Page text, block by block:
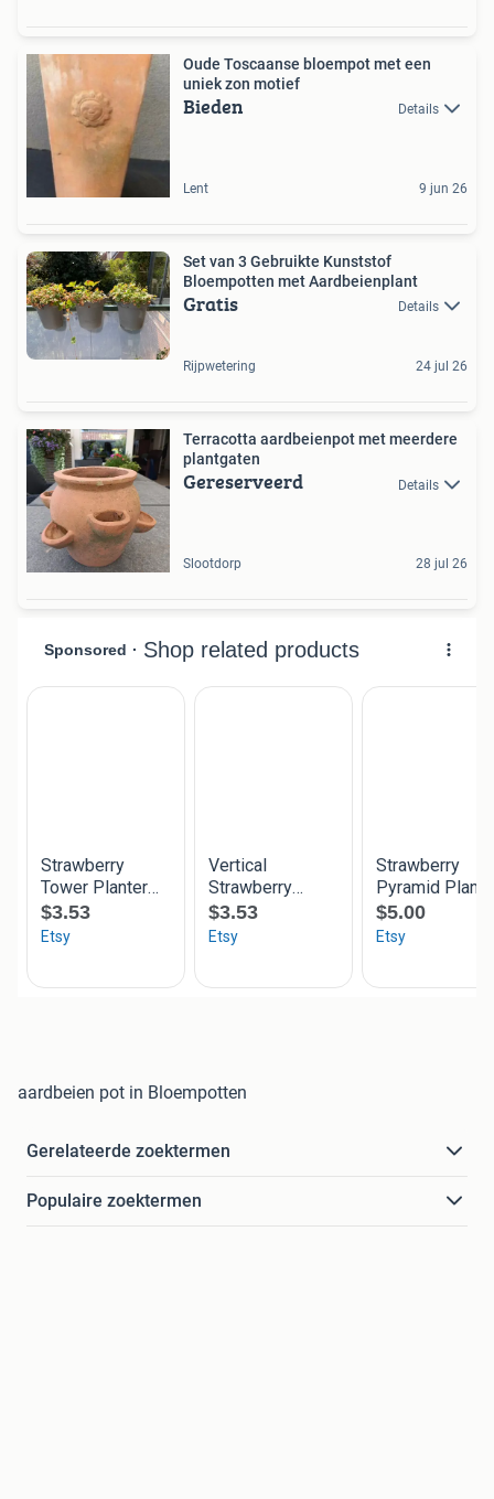
Oude Toscaanse bloempot met een
uniek zon motief
Bieden Details
Lent 9 jun 26
Set van 3 Gebruikte Kunststof
Bloempotten met Aardbeienplant
Gratis Details
Rijpwetering 24 jul 26
Terracotta aardbeienpot met meerdere
plantgaten
Gereserveerd Details
Slootdorp 28 jul 26
aardbeien pot in Bloempotten
Gerelateerde zoektermen
Populaire zoektermen